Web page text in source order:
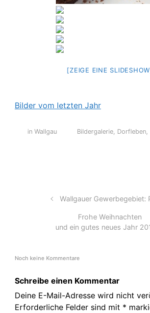
[ZEIGE EINE
Bilder vom letzten Jahr
in Wallgau Bildergalerie, Dorfleben,
Wallgauer Gewerbegebiet:
Frohe Weihnachten
und ein gutes neues Jahr
Noch keine Kommentare
Schreibe einen Kommentar
Deine E-Mail-Adresse wird nicht
Erforderliche Felder sind mit *